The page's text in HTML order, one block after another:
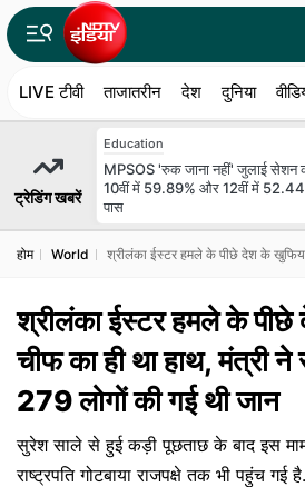
LIVE टीवी ताजातरीन देश दुनिया
ट्रेडिंग खबरें
Education
MPSOS 'रुक जाना नहीं' जुलाई सेशन
10वीं में 59.89% और 12वीं में
पास
होम World श्रीलंका ईस्टर हमले के पीछे देश के
श्रीलंका ईस्टर हमले के
चीफ का ही था हाथ, मंत्री
279 लोगों की गई थी जान
सुरेश साले से हुई कड़ी पूछताछ के बाद इस
राष्ट्रपति गोटबाया राजपक्षे तक भी पहुंच